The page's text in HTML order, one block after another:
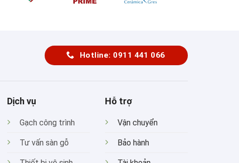
Hotline: 0911 441 066
Dịch vụ
Gạch công trình
Tư vấn sàn gỗ
Hỗ trợ
Vận chuyển
Bảo hành